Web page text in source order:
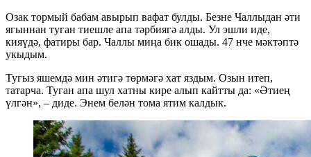
Озак тормый бабам авырып вафат булды. Безне Чаллыдан әти
ягыннан туган тиешле апа тәрбиягә алды. Ул эшли иде,
кияүдә, фатиры бар. Чаллы миңа бик ошады. 47 нче мәктәптә
укыдым.
Тугыз яшемдә мин әтигә төрмәгә хат яздым. Озын итеп,
татарча. Туган апа шул хатны кире алып кайтты да: «Әтиең
үлгән», – диде. Энем белән тома ятим калдык.